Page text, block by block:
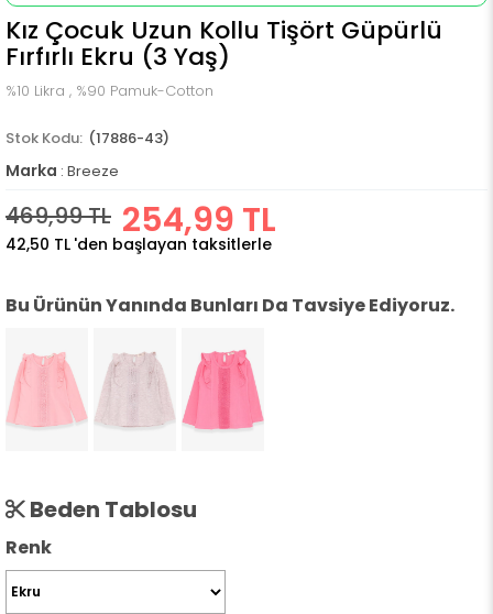
Kız Çocuk Uzun Kollu Tişört Güpürlü
Fırfırlı Ekru (3 Yaş)
%10 Likra , %90 Pamuk-Cotton
(17886-43)
Marka : Breeze
469,99 TL 254,99 TL
42,50 TL 'den başlayan taksitlerle
Bu Ürünün Yanında Bunları Da Tavsiye Ediyoruz.
Beden Tablosu
Renk